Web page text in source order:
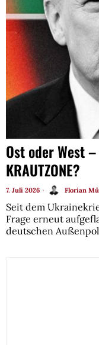
Ost oder West
KRAUTZONE?
7. Juli 2026 Florian
Seit dem
Frage erneut
deutschen